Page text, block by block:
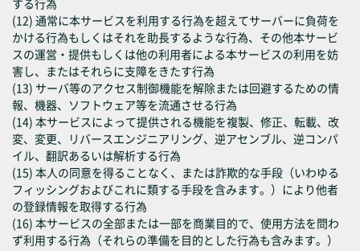
する行為
(12) 通常に本サービスを利用する行為を超えてサーバーに負荷を
かける行為もしくはそれを助長するような行為、その他本サービ
スの運営・提供もしくは他の利用者による本サービスの利用を妨
害し、またはそれらに支障をきたす行為
(13) サーバ等のアクセス制御機能を解除または回避するための情
報、機器、ソフトウェア等を流通させる行為
(14) 本サービスによって提供される機能を複製、修正、転載、改
変、変更、リバースエンジニアリング、逆アセンブル、逆コンパ
イル、翻訳あるいは解析する行為
(15) 本人の同意を得ることなく、または詐欺的な手段（いわゆる
フィッシングおよびこれに類する手段を含みます。）により他者
の登録情報を取得する行為
(16) 本サービスの全部または一部を商業目的で、使用方法を問わ
ず利用する行為（それらの準備を目的とした行為も含みます。）